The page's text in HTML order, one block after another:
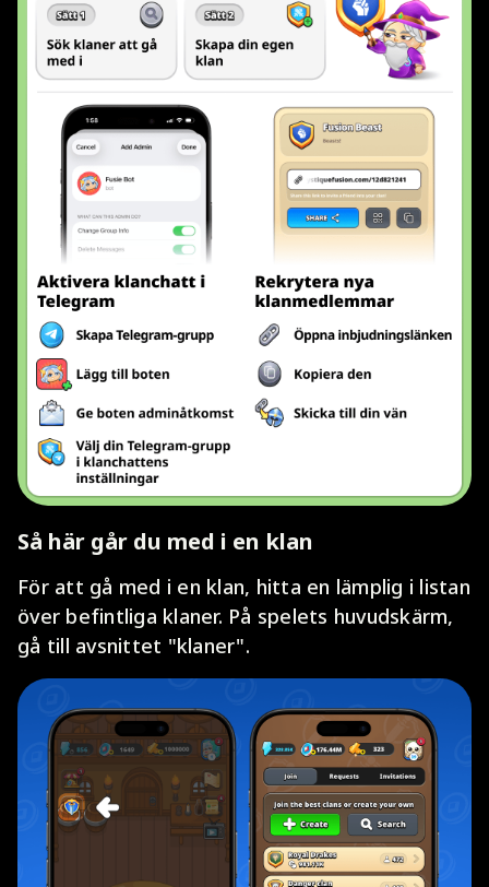
Så här går du med i en klan
För att gå med i en klan, hitta en lämplig i listan
över befintliga klaner. På spelets huvudskärm,
gå till avsnittet "klaner".